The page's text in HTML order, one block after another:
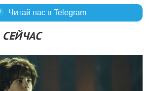
Читай нас в Telegram